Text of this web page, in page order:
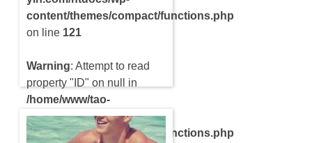
content/themes/compact/functions.php
on line 121
Warning: Attempt to read
property "ID" on null in
/home/www/tao-
yin.com/htdocs/wp-
content/themes/compact/functions.php